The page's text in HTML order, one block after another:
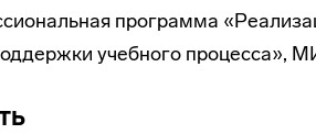
программа
учебного процесса»,